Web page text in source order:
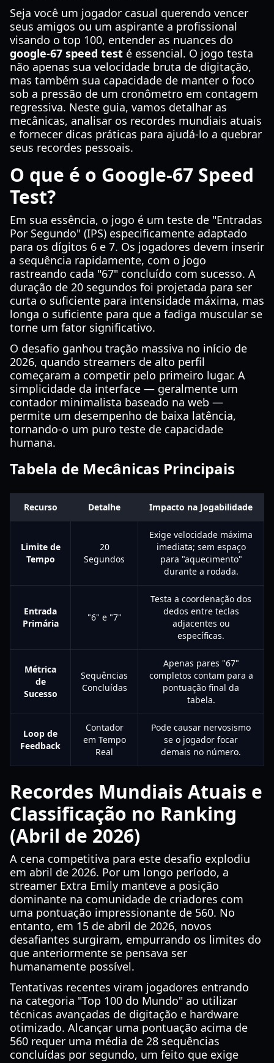
Seja você um jogador casual querendo vencer
seus amigos ou um aspirante a profissional
visando o top 100, entender as nuances do
google-67 speed test é essencial. O jogo testa
não apenas sua velocidade bruta de digitação,
mas também sua capacidade de manter o foco
sob a pressão de um cronômetro em contagem
regressiva. Neste guia, vamos detalhar as
mecânicas, analisar os recordes mundiais atuais
e fornecer dicas práticas para ajudá-lo a quebrar
seus recordes pessoais.
O que é o Google-67 Speed
Test?
Em sua essência, o jogo é um teste de "Entradas
Por Segundo" (IPS) especificamente adaptado
para os dígitos 6 e 7. Os jogadores devem inserir
a sequência rapidamente, com o jogo
rastreando cada "67" concluído com sucesso. A
duração de 20 segundos foi projetada para ser
curta o suficiente para intensidade máxima, mas
longa o suficiente para que a fadiga muscular se
torne um fator significativo.
O desafio ganhou tração massiva no início de
2026, quando streamers de alto perfil
começaram a competir pelo primeiro lugar. A
simplicidade da interface — geralmente um
contador minimalista baseado na web —
permite um desempenho de baixa latência,
tornando-o um puro teste de capacidade
humana.
Tabela de Mecânicas Principais
Recurso Detalhe Impacto na Jogabilidade
Limite de
Tempo
20
Segundos
Exige velocidade máxima
imediata; sem espaço
para "aquecimento"
durante a rodada.
Entrada
Primária
"6" e "7"
Testa a coordenação dos
dedos entre teclas
adjacentes ou
específicas.
Métrica
de
Sucesso
Sequências
Concluídas
Apenas pares "67"
completos contam para a
pontuação final da
tabela.
Loop de
Feedback
Contador
em Tempo
Real
Pode causar nervosismo
se o jogador focar
demais no número.
Recordes Mundiais Atuais e
Classificação no Ranking
(Abril de 2026)
A cena competitiva para este desafio explodiu
em abril de 2026. Por um longo período, a
streamer Extra Emily manteve a posição
dominante na comunidade de criadores com
uma pontuação impressionante de 560. No
entanto, em 15 de abril de 2026, novos
desafiantes surgiram, empurrando os limites do
que anteriormente se pensava ser
humanamente possível.
Tentativas recentes viram jogadores entrando
na categoria "Top 100 do Mundo" ao utilizar
técnicas avançadas de digitação e hardware
otimizado. Alcançar uma pontuação acima de
560 requer uma média de 28 sequências
concluídas por segundo, um feito que exige